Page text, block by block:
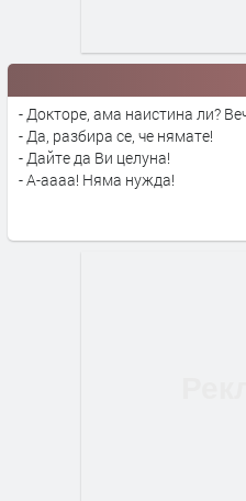
- Докторе, ама наистина ли?
- Да, разбира се, че нямате!
- Дайте да Ви целуна!
- А-аааа! Няма нужда!